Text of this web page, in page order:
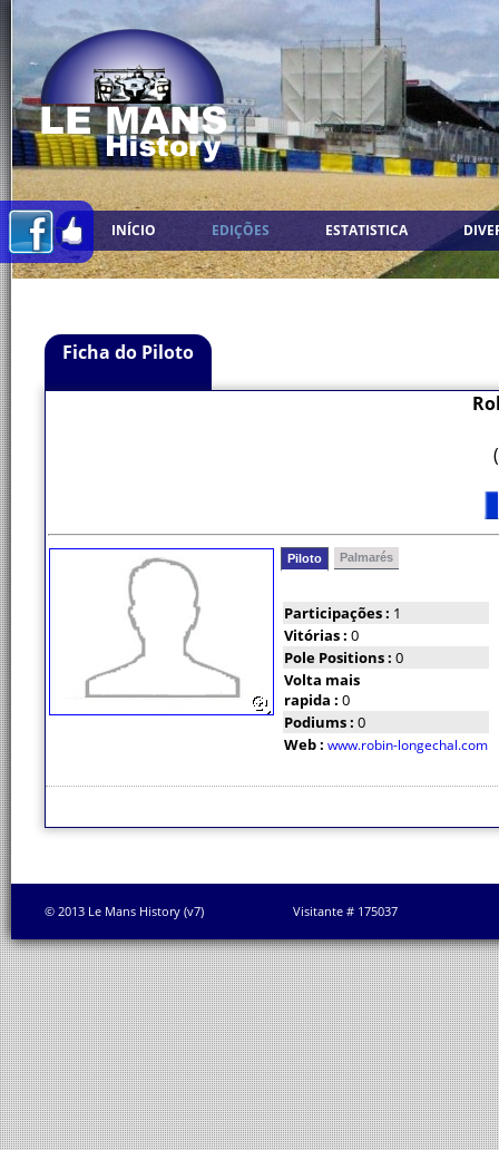
INÍCIO EDIÇÕES ESTATISTICA
Ficha do Piloto
Piloto Palmarés
Participações : 1
Vitórias : 0
Pole Positions : 0
Volta mais
rapida : 0
Podiums : 0
Web : www.robin-longechal.com
© 2013 Le Mans History (v7) Visitante # 175037